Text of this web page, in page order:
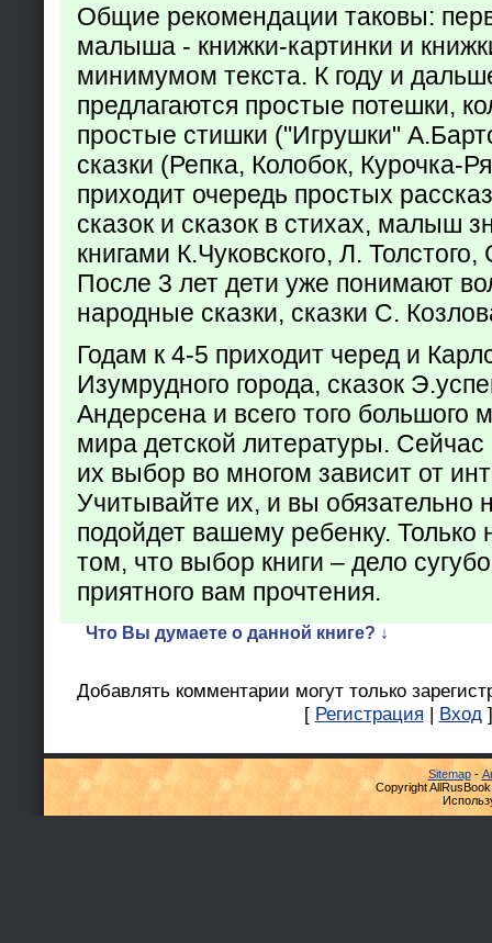
Общие рекомендации таковы:
малыша - книжки-картинки и
минимумом текста. К году и
предлагаются простые потешки,
простые стишки ("Игрушки"
сказки (Репка, Колобок, Курочка-
приходит очередь простых
сказок и сказок в стихах, малыш
книгами К.Чуковского, Л.
После 3 лет дети уже понимают
народные сказки, сказки С.
Годам к 4-5 приходит черед и
Изумрудного города, сказок
Андерсена и всего того большого
мира детской литературы. Сейчас
их выбор во многом зависит от
Учитывайте их, и вы обязательно
подойдет вашему ребенку. Только
том, что выбор книги – дело
приятного вам прочтения.
Что Вы думаете о данной книге? ↓
Добавлять комментарии могут только
[ Регистрация | Вход ]
Sitemap-
Copyright